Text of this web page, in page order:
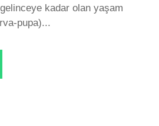
kadar olan yaşam
pupa)...